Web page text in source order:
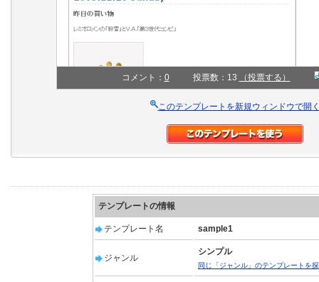
コメント： 0 投票数：13 （投票する）
このテンプレートを新規ウィンドウで開
テンプレートの情報
テンプレート名 sample1
ジャンル
シンプル
同じ「ジャンル」のテンプレートを